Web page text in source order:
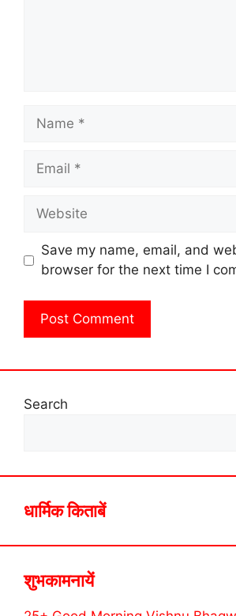
Name
Email
Website
Save my name, email, and
browser for the next time I
Search
धार्मिक किताबें
शुभकामनायें